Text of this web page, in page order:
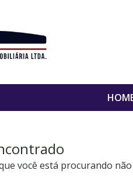
você está procurando